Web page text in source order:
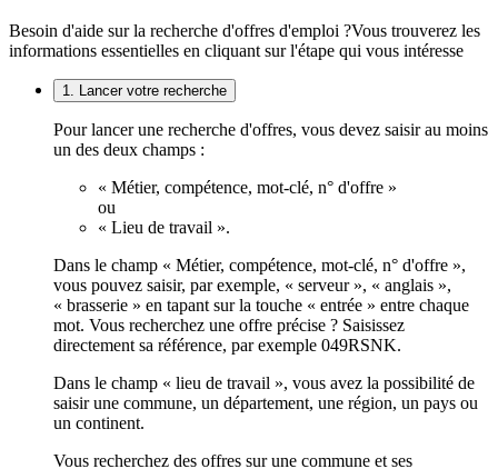
Besoin d'aide sur la recherche d'offres d'emploi ?Vous trouverez les
informations essentielles en cliquant sur l'étape qui vous intéresse
1. Lancer votre recherche
Pour lancer une recherche d'offres, vous devez saisir au moins
un des deux champs :
« Métier, compétence, mot-clé, n° d'offre »
ou
« Lieu de travail ».
Dans le champ « Métier, compétence, mot-clé, n° d'offre »,
vous pouvez saisir, par exemple, « serveur », « anglais »,
« brasserie » en tapant sur la touche « entrée » entre chaque
mot. Vous recherchez une offre précise ? Saisissez
directement sa référence, par exemple 049RSNK.
Dans le champ « lieu de travail », vous avez la possibilité de
saisir une commune, un département, une région, un pays ou
un continent.
Vous recherchez des offres sur une commune et ses